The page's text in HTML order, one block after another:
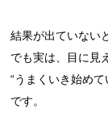
結果が出ていない
でも実は、目に見
“うまくいき始め
です。